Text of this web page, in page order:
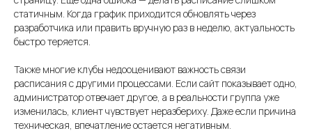
статичным. Когда график приходится обновлять через
разработчика или править вручную раз в неделю, актуальность
быстро теряется.
Также многие клубы недооценивают важность связи
расписания с другими процессами. Если сайт показывает одно,
администратор отвечает другое, а в реальности группа уже
изменилась, клиент чувствует неразбериху. Даже если причина
техническая, впечатление остается негативным.